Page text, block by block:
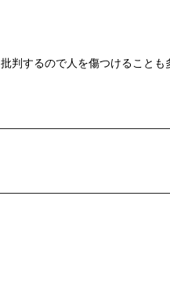
判するので人を傷つけることも